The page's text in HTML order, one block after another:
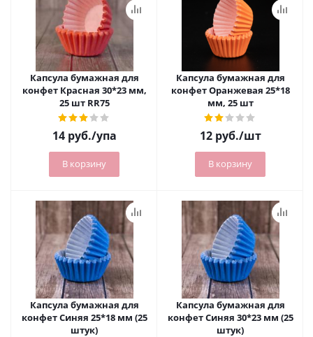
Капсула бумажная для
конфет Красная 30*23 мм,
25 шт RR75
14руб./упа
В корзину
Капсула бумажная для
конфет Оранжевая 25*18
мм, 25 шт
12руб./шт
В корзину
Капсула бумажная для
конфет Синяя 25*18 мм (25
штук)
Капсула бумажная для
конфет Синяя 30*23 мм (25
штук)